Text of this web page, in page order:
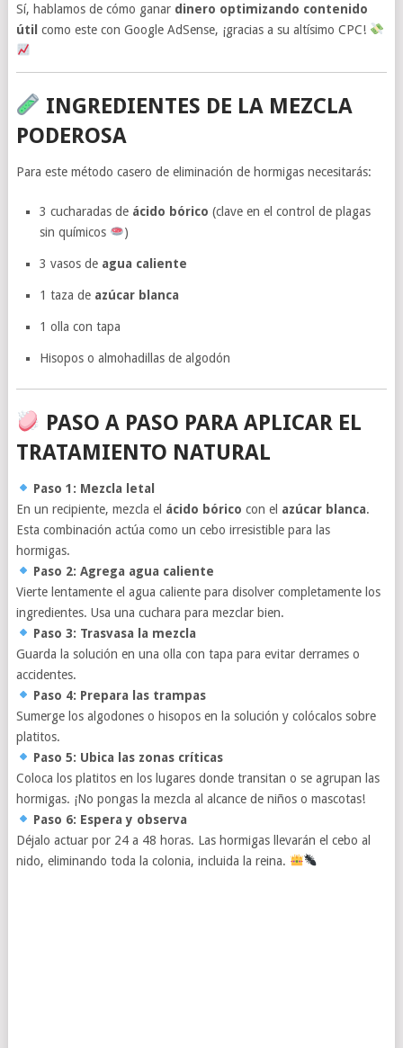
Sí, hablamos de cómo ganar dinero optimizando contenido
útil como este con Google AdSense, ¡gracias a su altísimo CPC!
INGREDIENTES DE LA MEZCLA
PODEROSA
Para este método casero de eliminación de hormigas necesitarás:
3 cucharadas de ácido bórico (clave en el control de plagas
sin químicos
)
3 vasos de agua caliente
1 taza de azúcar blanca
1 olla con tapa
Hisopos o almohadillas de algodón
PASO A PASO PARA APLICAR EL
TRATAMIENTO NATURAL
Paso 1: Mezcla letal
En un recipiente, mezcla el ácido bórico con el azúcar blanca.
Esta combinación actúa como un cebo irresistible para las
hormigas.
Paso 2: Agrega agua caliente
Vierte lentamente el agua caliente para disolver completamente los
ingredientes. Usa una cuchara para mezclar bien.
Paso 3: Trasvasa la mezcla
Guarda la solución en una olla con tapa para evitar derrames o
accidentes.
Paso 4: Prepara las trampas
Sumerge los algodones o hisopos en la solución y colócalos sobre
platitos.
Paso 5: Ubica las zonas críticas
Coloca los platitos en los lugares donde transitan o se agrupan las
hormigas. ¡No pongas la mezcla al alcance de niños o mascotas!
Paso 6: Espera y observa
Déjalo actuar por 24 a 48 horas. Las hormigas llevarán el cebo al
nido, eliminando toda la colonia, incluida la reina.